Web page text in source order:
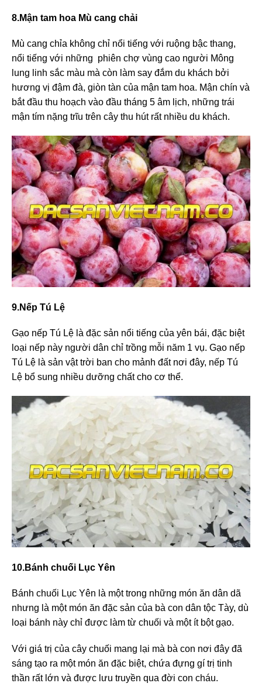
8.Mận tam hoa Mù cang chải
Mù cang chỉa không chỉ nổi tiếng với ruộng bậc thang,
nổi tiếng với những phiên chợ vùng cao người Mông
lung linh sắc màu mà còn làm say đắm du khách bởi
hương vị đậm đà, giòn tàn của mận tam hoa. Mận chín và
bắt đầu thu hoạch vào đầu tháng 5 âm lịch, những trái
mận tím nặng trĩu trên cây thu hút rất nhiều du khách.
9.Nếp Tú Lệ
Gạo nếp Tú Lệ là đặc sản nổi tiếng của yên bái, đặc biệt
loại nếp này người dân chỉ trồng mỗi năm 1 vụ. Gạo nếp
Tú Lệ là sản vật trời ban cho mảnh đất nơi đây, nếp Tú
Lệ bổ sung nhiều dưỡng chất cho cơ thể.
10.Bánh chuối Lục Yên
Bánh chuối Lục Yên là một trong những món ăn dân dã
nhưng là một món ăn đặc sản của bà con dân tộc Tày, dù
loại bánh này chỉ được làm từ chuối và một ít bột gạo.
Với giá trị của cây chuối mang lại mà bà con nơi đây đã
sáng tạo ra một món ăn đặc biệt, chứa đựng gí trị tinh
thần rất lớn và được lưu truyền qua đời con cháu.